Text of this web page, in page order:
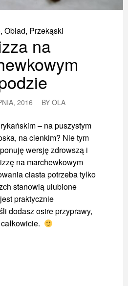
, Obiad, Przekąski
na
2016 BY OLA
– na puszystym
na cienkim? Nie tym
wersję zdrowszą i
na marchewkowym
ciasta potrzeba tylko
stanowią ulubione
praktycznie
dodasz ostre przyprawy,